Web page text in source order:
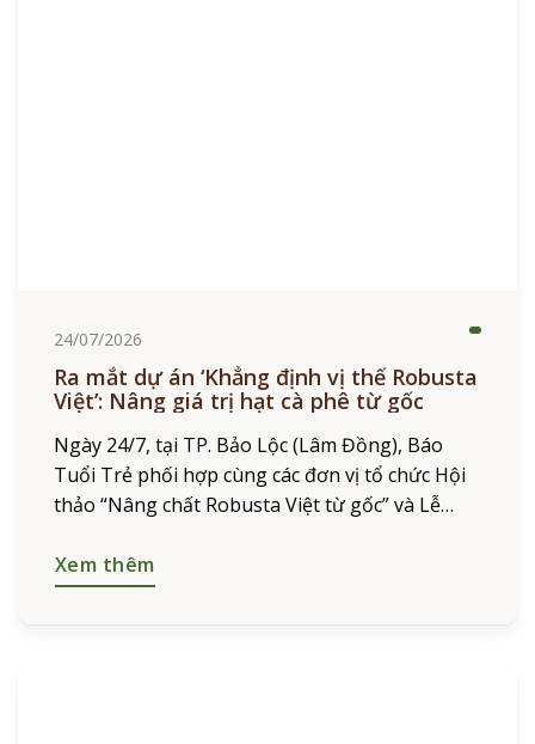
24/07/2026
Ra mắt dự án ‘Khẳng định vị thế Robusta
Việt’: Nâng giá trị hạt cà phê từ gốc
Ngày 24/7, tại TP. Bảo Lộc (Lâm Đồng), Báo
Tuổi Trẻ phối hợp cùng các đơn vị tổ chức Hội
thảo “Nâng chất Robusta Việt từ gốc” và Lễ
Xem thêm